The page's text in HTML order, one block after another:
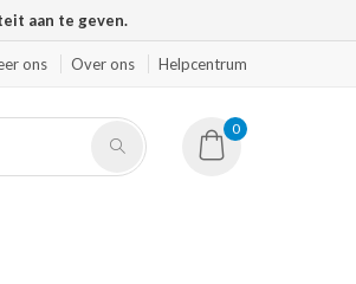
aan te geven.
ons Over ons Helpcentrum
0